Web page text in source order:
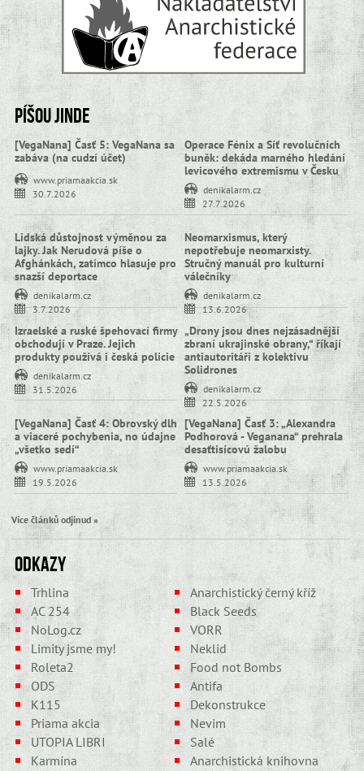
Píšou jinde
[VegaNana] Časť 5: VegaNana sa
zabáva (na cudzí účet)
www.priamaakcia.sk
30.7.2026
Operace Fénix a Síť revolučních
buněk: dekáda marného hledání
levicového extremismu v Česku
denikalarm.cz
27.7.2026
Lidská důstojnost výměnou za
lajky. Jak Nerudová píše o
Afghánkách, zatímco hlasuje pro
snazší deportace
denikalarm.cz
3.7.2026
Neomarxismus, který
nepotřebuje neomarxisty.
Stručný manuál pro kulturní
válečníky
denikalarm.cz
13.6.2026
Izraelské a ruské špehovací firmy
obchodují v Praze. Jejich
produkty používá i česká policie
denikalarm.cz
31.5.2026
„Drony jsou dnes nejzásadnější
zbraní ukrajinské obrany,“ říkají
antiautoritáři z kolektivu
Solidrones
denikalarm.cz
22.5.2026
[VegaNana] Časť 4: Obrovský dlh
a viaceré pochybenia, no údajne
„všetko sedí“
www.priamaakcia.sk
19.5.2026
[VegaNana] Časť 3: „Alexandra
Podhorová - Veganana“ prehrala
desaťtisícovú žalobu
www.priamaakcia.sk
13.5.2026
Více článků odjinud »
Odkazy
Trhlina
Anarchistický černý kříž
AC 254
Black Seeds
NoLog.cz
VORR
Limity jsme my!
Neklid
Roleta2
Food not Bombs
ODS
Antifa
K115
Dekonstrukce
Priama akcia
Nevim
UTOPIA LIBRI
Salé
Karmína
Anarchistická knihovna